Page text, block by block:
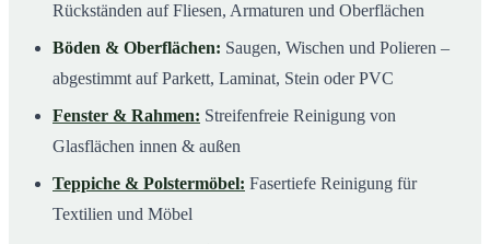
Rückständen auf Fliesen, Armaturen und Oberflächen
Böden & Oberflächen: Saugen, Wischen und Polieren –
abgestimmt auf Parkett, Laminat, Stein oder PVC
Fenster & Rahmen: Streifenfreie Reinigung von
Glasflächen innen & außen
Teppiche & Polstermöbel: Fasertiefe Reinigung für
Textilien und Möbel